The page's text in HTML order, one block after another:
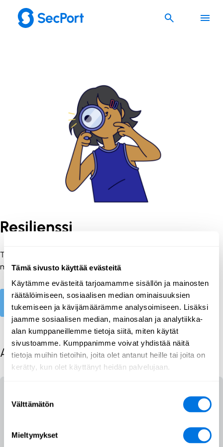
Tämä sivusto käyttää evästeitä
Käytämme evästeitä tarjoamamme sisällön ja mainosten
räätälöimiseen, sosiaalisen median ominaisuuksien
tukemiseen ja kävijämäärämme analysoimiseen. Lisäksi
jaamme sosiaalisen median, mainosalan ja analytiikka-
alan kumppaneillemme tietoja siitä, miten käytät
sivustoamme. Kumppanimme voivat yhdistää näitä
tietoja muihin tietoihin, joita olet antanut heille tai joita on
kerätty, kun olet käyttänyt heidän palvelujaan.
valinta
Välttämätön
Mieltymykset
Resilienssi
Tietoa siitä, miten verkkohyökkäyksistä voidaan toipua ja
miten niistä voidaan oppia.
Explore
All posts